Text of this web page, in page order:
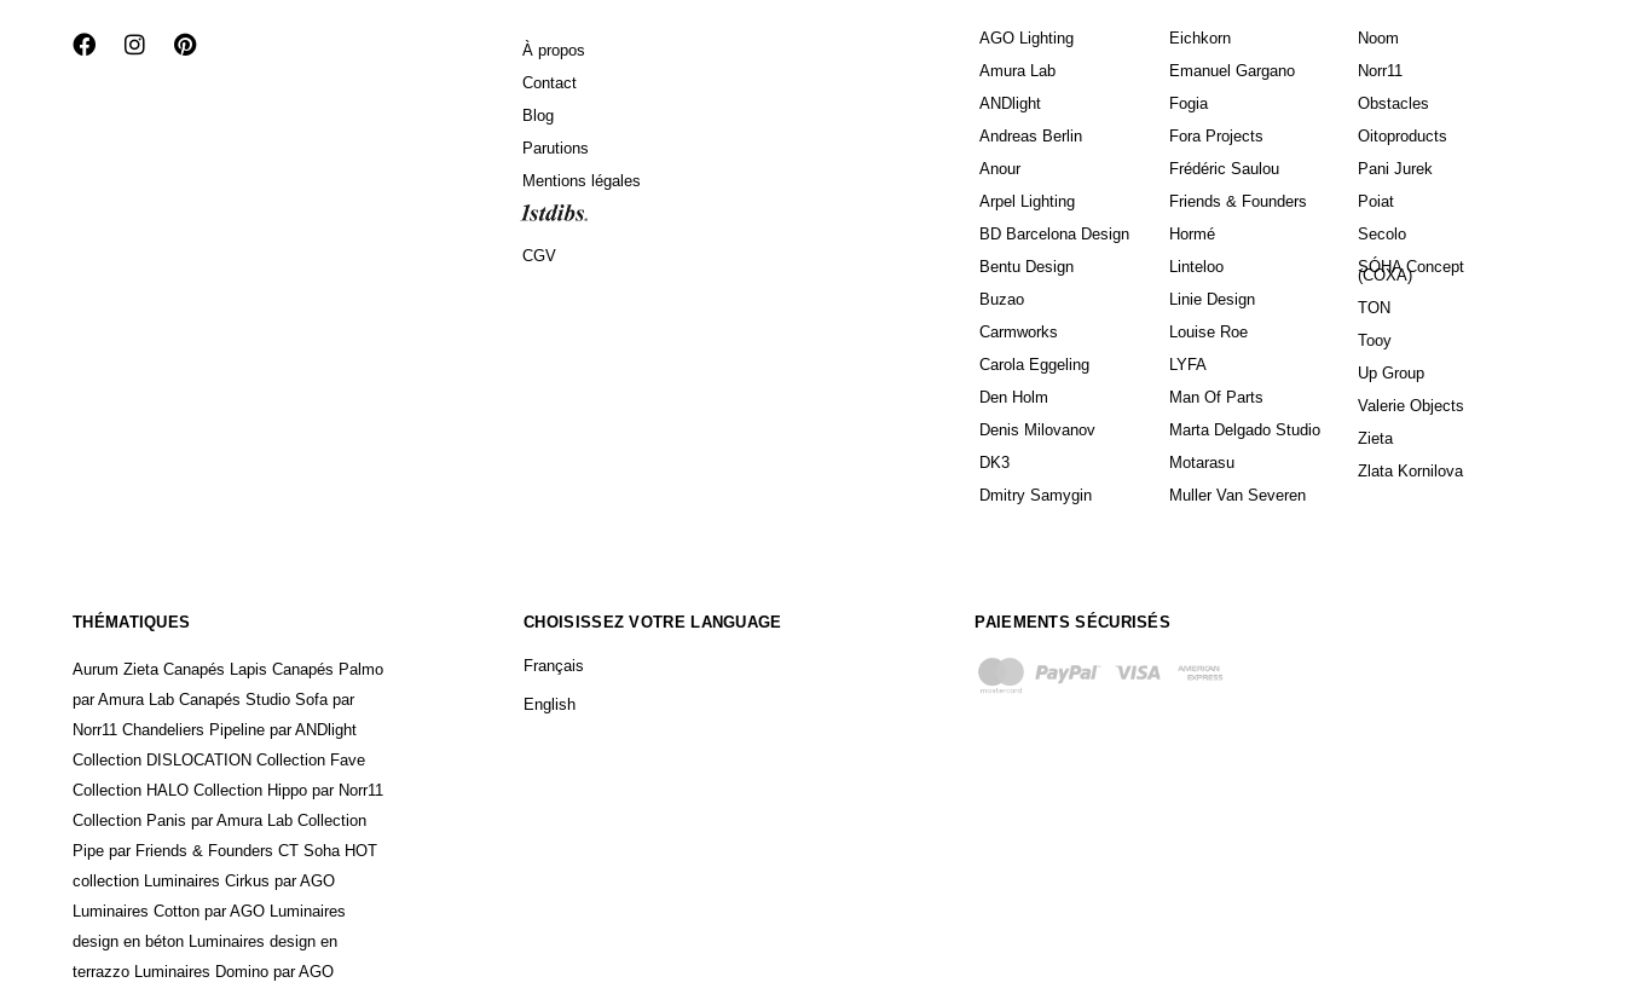
À propos
Contact
Blog
Parutions
Mentions légales
CGV
AGO Lighting
Amura Lab
ANDlight
Andreas Berlin
Anour
Arpel Lighting
BD Barcelona Design
Bentu Design
Buzao
Carmworks
Carola Eggeling
Den Holm
Denis Milovanov
DK3
Dmitry Samygin
Eichkorn
Emanuel Gargano
Fogia
Fora Projects
Frédéric Saulou
Friends & Founders
Hormé
Linteloo
Linie Design
Louise Roe
LYFA
Man Of Parts
Marta Delgado Studio
Motarasu
Muller Van Severen
Noom
Norr11
Obstacles
Oitoproducts
Pani Jurek
Poiat
Secolo
SÓHA Concept
(COXA)
TON
Tooy
Up Group
Valerie Objects
Zieta
Zlata Kornilova
THÉMATIQUES
Aurum Zieta Canapés Lapis Canapés Palmo
par Amura Lab Canapés Studio Sofa par
Norr11 Chandeliers Pipeline par ANDlight
Collection DISLOCATION Collection Fave
Collection HALO Collection Hippo par Norr11
Collection Panis par Amura Lab Collection
Pipe par Friends & Founders CT Soha HOT
collection Luminaires Cirkus par AGO
Luminaires Cotton par AGO Luminaires
design en béton Luminaires design en
terrazzo Luminaires Domino par AGO
CHOISISSEZ VOTRE LANGUAGE
Français
English
PAIEMENTS SÉCURISÉS